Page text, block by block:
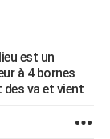
est un
à 4 bornes
va et vient